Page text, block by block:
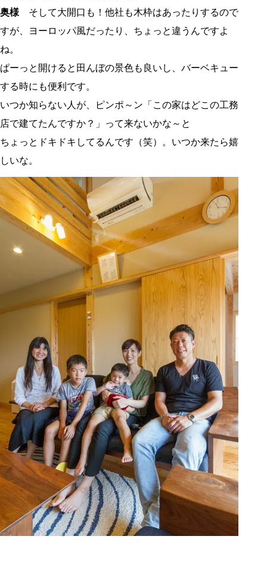
奥様 そして大開口も！他社も木枠はあったりするので
すが、ヨーロッパ風だったり、ちょっと違うんですよ
ね。
ぱーっと開けると田んぼの景色も良いし、バーベキュー
する時にも便利です。
いつか知らない人が、ピンポ～ン「この家はどこの工務
店で建てたんですか？」って来ないかな～と
ちょっとドキドキしてるんです（笑）。いつか来たら嬉
しいな。